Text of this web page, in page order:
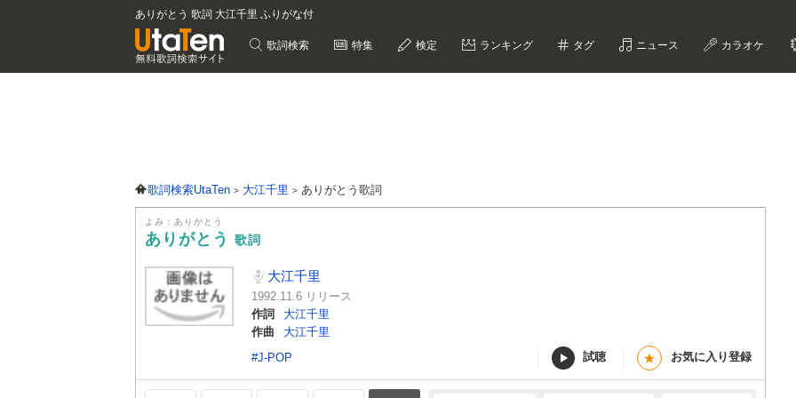
ありがとう 歌詞 大江千里 ふりがな付
歌詞検索 特集 検定 ランキング タグ ニュース カラオケ
歌詞検索UtaTen 大江千里 ありがとう歌詞
よみ：ありがとう
ありがとう 歌詞
大江千里
1992.11.6 リリース
作詞
大江千里
作曲
大江千里
#J-POP
試聴 ★ お気に入り登録